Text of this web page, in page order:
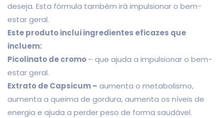
deseja. Esta fórmula também irá impulsionar o bem-
estar geral.
Este produto inclui ingredientes eficazes que
incluem:
Picolinato de cromo– que ajuda a impulsionar o bem-
estar geral.
Extrato de Capsicum – aumenta o metabolismo,
aumenta a queima de gordura, aumenta os níveis de
energia e ajuda a perder peso de forma saudável.